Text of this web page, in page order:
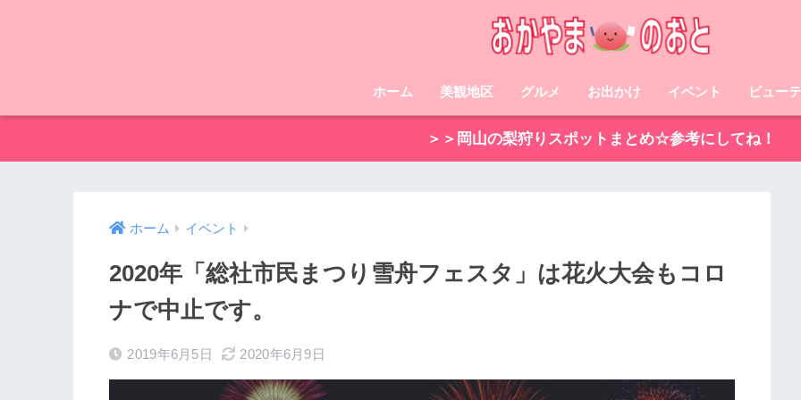
ホーム 美観地区 グルメ お出かけ イベント ビュー
＞＞岡山の梨狩りスポットまとめ☆参考にしてね！
ホーム イベント
2020年「総社市民まつり雪舟フェスタ」は花火大会もコロ
ナで中止です。
2019年6月5日 2020年6月9日